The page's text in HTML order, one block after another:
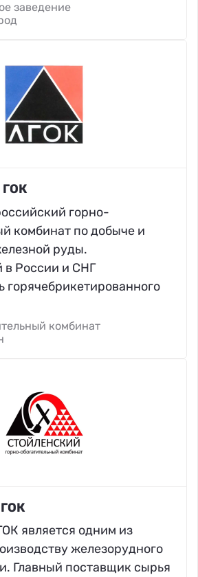
заведение
ГОК
горно-
комбинат по добыче и
руды.
в России и СНГ
горячебрикетированного
комбинат
является одним из
железорудного
Главный поставщик сырья